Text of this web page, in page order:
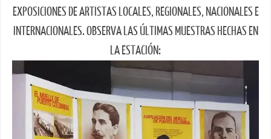
EXPOSICIONES DE ARTISTAS LOCALES, REGIONALES, NACIONALES E
INTERNACIONALES. OBSERVA LAS ÚLTIMAS MUESTRAS HECHAS EN
LA ESTACIÓN: